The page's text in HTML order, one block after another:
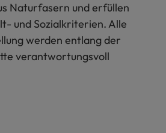
Naturfasern und erfüllen
und Sozialkriterien. Alle
werden entlang der
verantwortungsvoll